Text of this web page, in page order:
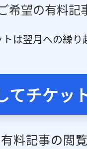
希望の有料記
は翌月への繰り
てチケッ
有料記事の閲